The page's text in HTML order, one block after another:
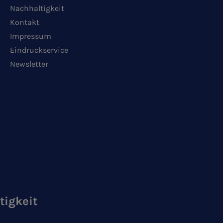
Nachhaltigkeit
Kontakt
Impressum
Eindruckservice
Newsletter